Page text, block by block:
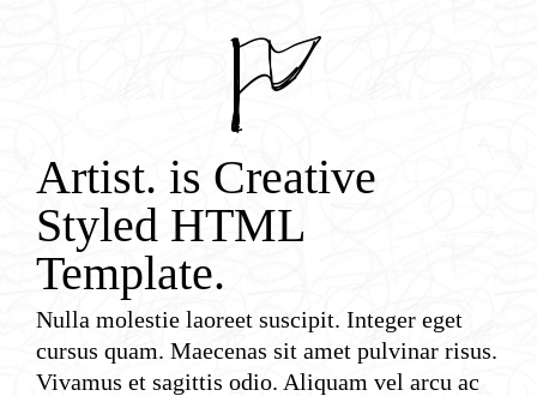
7
Artist. is Creative
Styled HTML
Template.
Nulla molestie laoreet suscipit. Integer eget
cursus quam. Maecenas sit amet pulvinar risus.
Vivamus et sagittis odio. Aliquam vel arcu ac